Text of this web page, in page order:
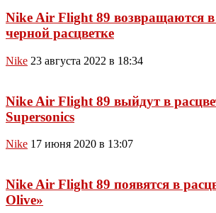
Nike Air Flight 89 возвращаются в
черной расцветке
Nike 23 августа 2022 в 18:34
Nike Air Flight 89 выйдут в
Supersonics
Nike 17 июня 2020 в 13:07
Nike Air Flight 89 появятся в
Olive»